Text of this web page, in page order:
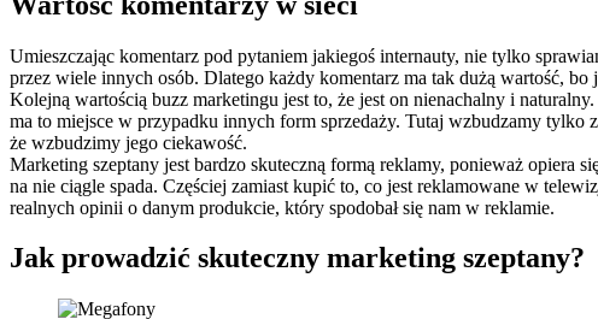
Umieszczając komentarz pod pytaniem jakiegoś internauty, nie tylko
przez wiele innych osób. Dlatego każdy komentarz ma tak dużą wartość,
Kolejną wartością buzz marketingu jest to, że jest on nienachalny i
ma to miejsce w przypadku innych form sprzedaży. Tutaj wzbudzamy
że wzbudzimy jego ciekawość.
Marketing szeptany jest bardzo skuteczną formą reklamy, ponieważ opiera
na nie ciągle spada. Częściej zamiast kupić to, co jest reklamowane w
realnych opinii o danym produkcie, który spodobał się nam w reklamie.
Jak prowadzić skuteczny marketing szeptany?